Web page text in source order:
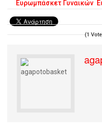
Ευρωμπάσκετ Γυναικών
(1